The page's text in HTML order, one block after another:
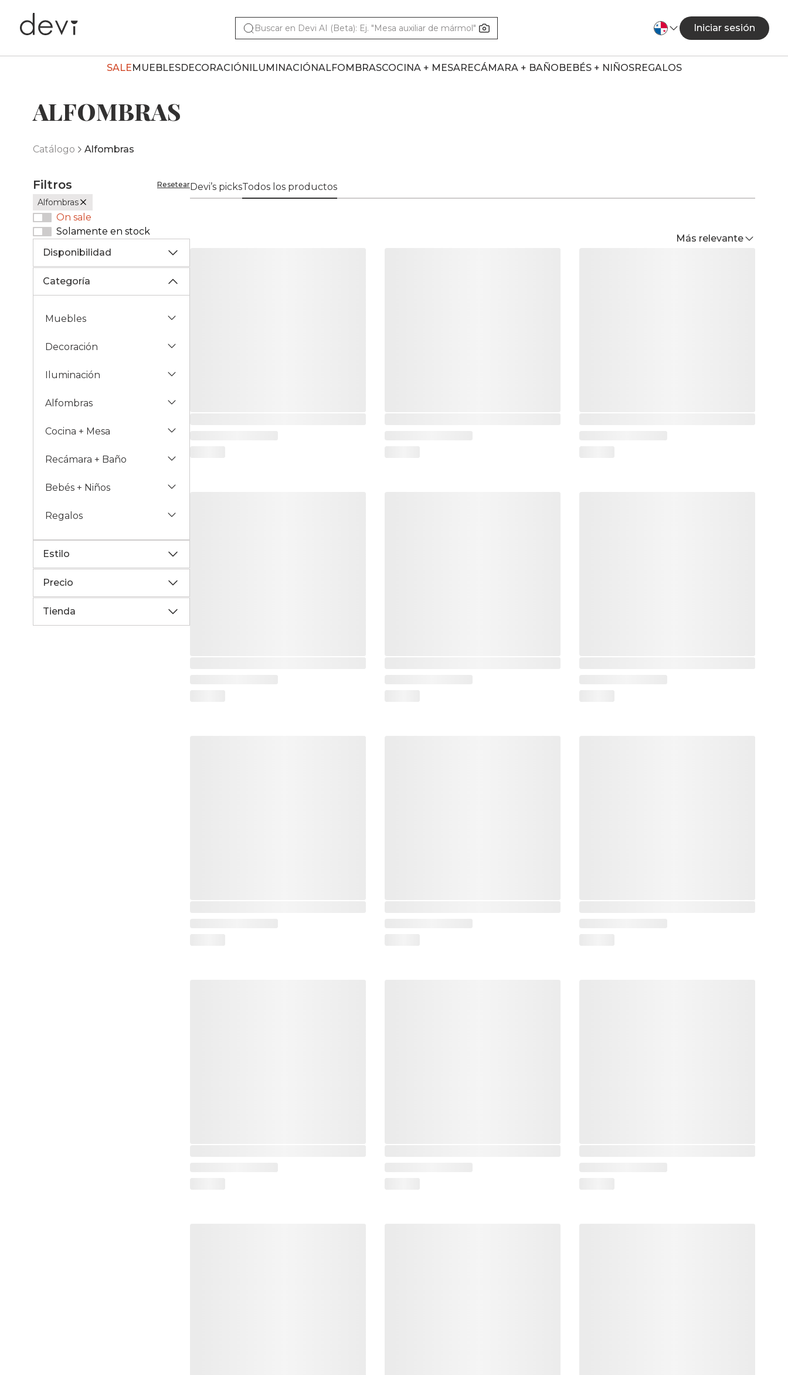
Iniciar sesión
SALEMUEBLESDECORACIÓNILUMINACIÓNALFOMBRASCOCINA + MESARECÁMARA + BAÑOBEBÉS + NIÑOSREGALOS
ALFOMBRAS
Catálogo Alfombras
Filtros Resetear
Alfombras
On sale
Solamente en stock
Disponibilidad
Categoría
Muebles
Decoración
Iluminación
Alfombras
Cocina + Mesa
Recámara + Baño
Bebés + Niños
Regalos
Estilo
Precio
Tienda
Devi’s picksTodos los productos
Más relevante